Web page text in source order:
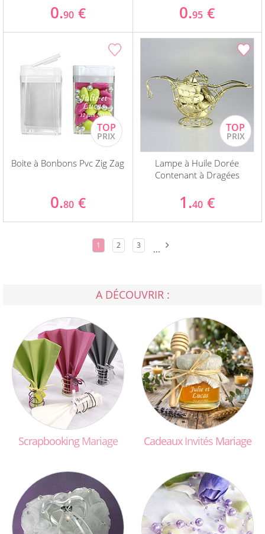
0.90 € 0.95 €
Boite à Bonbons Pvc Zig Zag
0.80 €
Lampe à Huile Dorée
Contenant à Dragées
1.40 €
1 2 3 ...
A DÉCOUVRIR :
ScrapbookingMariage CadeauxInvitésMariage